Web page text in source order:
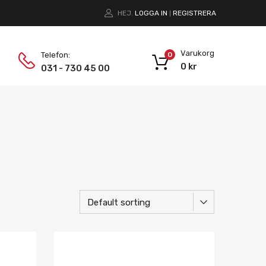
HEJ. LOGGA IN REGISTRERA
Telefon:
031 - 730 45 00
Varukorg
0 kr
0